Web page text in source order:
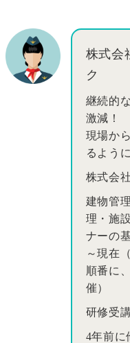
株式会
ク
継続的
激減！
現場か
るように
株式会
建物管
理・施
ナーの
～現在
順番に
催）
研修受
4年前に